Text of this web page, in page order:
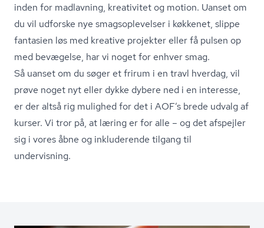
inden for madlavning, kreativitet og motion. Uanset om
du vil udforske nye smags­op­le­vel­ser i køkkenet, slippe
fantasien løs med kreative projekter eller få pulsen op
med bevægelse, har vi noget for enhver smag.
Så uanset om du søger et frirum i en travl hverdag, vil
prøve noget nyt eller dykke dybere ned i en interesse,
er der altså rig mulighed for det i AOF’s brede udvalg af
kurser. Vi tror på, at læring er for alle – og det afspejler
sig i vores åbne og inkluderende tilgang til
undervisning.